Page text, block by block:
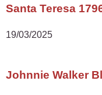
Santa Teresa
19/03/2025
Johnnie Walker